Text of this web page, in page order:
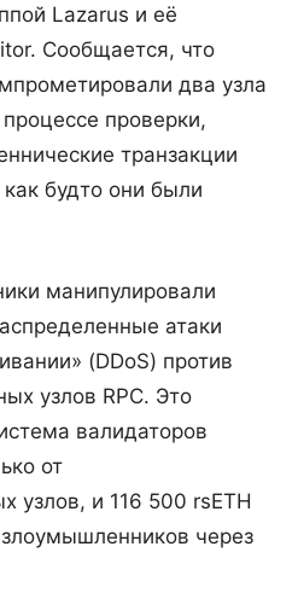
Lazarus и её
Сообщается, что
два узла
проверки,
транзакции
будто они были
манипулировали
атаки
(DDoS) против
узлов RPC. Это
валидаторов
от
узлов, и 116 500 rsETH
через